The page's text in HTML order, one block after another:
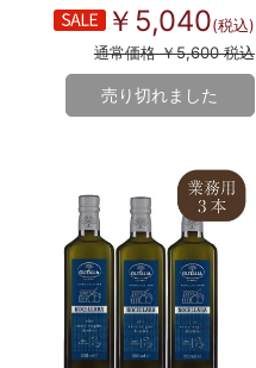
￥5,040(税込)
通常価格 ￥5,600 税込
売り切れました